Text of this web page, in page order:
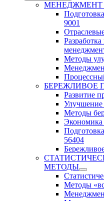
МЕНЕДЖМЕНТ
9001
Методы
БЕРЕЖЛИВОЕ
Развитие
Улучшение
Методы
Экономика
56404
МЕТОДЫ
Методы